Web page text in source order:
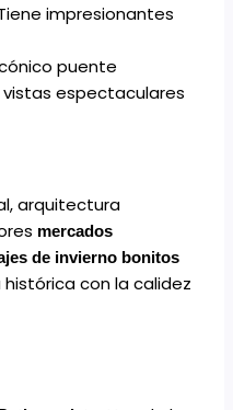
impresionantes
puente
espectaculares
arquitectura
mercados
de invierno bonitos
con la calidez